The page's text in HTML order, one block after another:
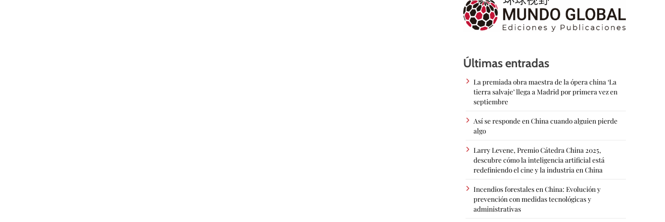
Últimas entradas
La premiada obra maestra de la ópera china ‘La
tierra salvaje’ llega a Madrid por primera vez en
septiembre
Así se responde en China cuando alguien pierde
algo
Larry Levene, Premio Cátedra China 2025,
descubre cómo la inteligencia artificial está
redefiniendo el cine y la industria en China
Incendios forestales en China: Evolución y
prevención con medidas tecnológicas y
administrativas